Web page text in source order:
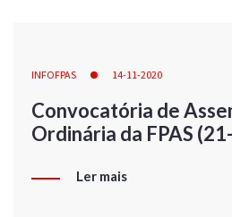
INFOFPAS 14-11-2020
Convocatória de
Ordinária da FPAS
Ler mais